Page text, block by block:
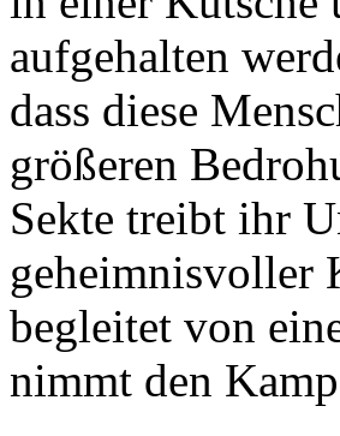
aufgehalten
dass diese
größeren
Sekte treibt ihr
geheimnisvoller
begleitet von
nimmt den